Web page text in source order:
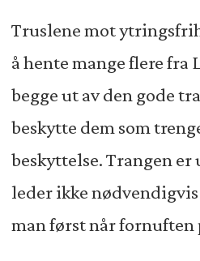
Truslene mot
å hente mange flere fra
begge ut av den gode
beskytte dem som
beskyttelse. Trangen
leder ikke
man først når fornuften